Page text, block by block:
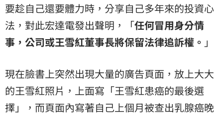
要趁自己還要體力時，分享自己多年來的投資心
法，對此宏達電發出聲明，「任何冒用身分情
事，公司或王雪紅董事長將保留法律追訴權。 」
現在臉書上突然出現大量的廣告頁面，放上大大
的王雪紅照片，上面寫「王雪紅患癌的最後選
擇」，而頁面內寫著自己上個月被查出乳腺癌晚